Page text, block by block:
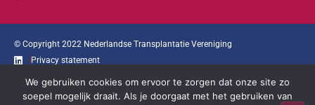
© Copyright 2022 Nederlandse Transplantatie Vereniging
Privacy statement
Ga snel naar...
We gebruiken cookies om ervoor te zorgen dat onze site zo
soepel mogelijk draait. Als je doorgaat met het gebruiken van